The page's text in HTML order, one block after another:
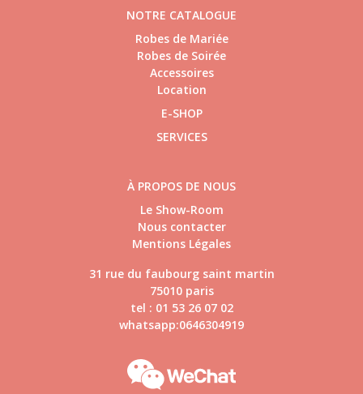
NOTRE CATALOGUE
Robes de Mariée
Robes de Soirée
Accessoires
Location
E-SHOP
SERVICES
À PROPOS DE NOUS
Le Show-Room
Nous contacter
Mentions Légales
31 rue du faubourg saint martin
75010 paris
tel : 01 53 26 07 02
whatsapp:0646304919